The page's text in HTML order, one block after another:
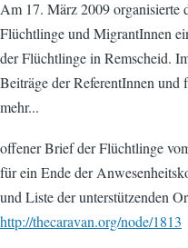
Am 17. März 2009
Flüchtlinge und MigrantInnen
der Flüchtlinge in Remscheid.
Beiträge der ReferentInnen und
mehr...
offener Brief der Flüchtlinge
für ein Ende der
und Liste der unterstützenden
http://thecaravan.org/node/1813